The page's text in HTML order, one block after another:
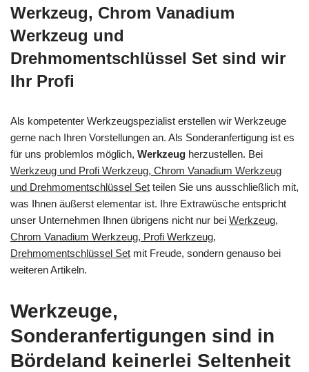
Werkzeug, Chrom Vanadium
Werkzeug und
Drehmomentschlüssel Set sind wir
Ihr Profi
Als kompetenter Werkzeugspezialist erstellen wir Werkzeuge
gerne nach Ihren Vorstellungen an. Als Sonderanfertigung ist es
für uns problemlos möglich, Werkzeug herzustellen. Bei
Werkzeug und Profi Werkzeug, Chrom Vanadium Werkzeug
und Drehmomentschlüssel Set teilen Sie uns ausschließlich mit,
was Ihnen äußerst elementar ist. Ihre Extrawüsche entspricht
unser Unternehmen Ihnen übrigens nicht nur bei Werkzeug,
Chrom Vanadium Werkzeug, Profi Werkzeug,
Drehmomentschlüssel Set mit Freude, sondern genauso bei
weiteren Artikeln.
Werkzeuge,
Sonderanfertigungen sind in
Bördeland keinerlei Seltenheit